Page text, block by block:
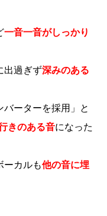
一音一音がしっかり
出過ぎず深みのある
ーターを採用」と
きのある音になった
ーカルも他の音に埋